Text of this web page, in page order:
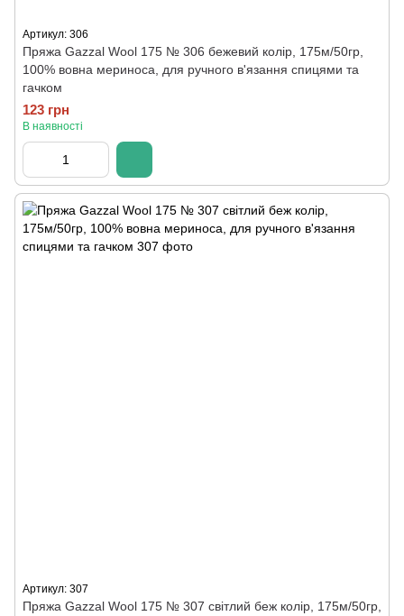
Артикул: 306
Пряжа Gazzal Wool 175 № 306 бежевий колір, 175м/50гр,
100% вовна мериноса, для ручного в'язання спицями та
гачком
123 грн
В наявності
Артикул: 307
Пряжа Gazzal Wool 175 № 307 світлий беж колір, 175м/50гр,